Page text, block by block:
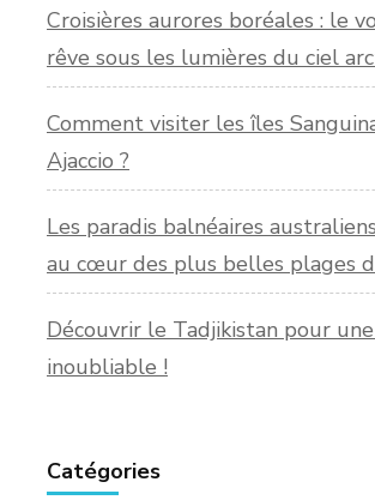
Croisières aurores boréales : le
rêve sous les lumières du ciel
Comment visiter les îles
Ajaccio ?
Les paradis balnéaires
au cœur des plus belles plages
Découvrir le Tadjikistan pour
inoubliable !
Catégories